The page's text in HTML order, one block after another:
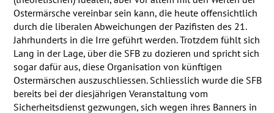
Ostermärsche vereinbar sein kann, die heute offensichtlich
durch die liberalen Abweichungen der Pazifisten des 21.
Jahrhunderts in die Irre geführt werden. Trotzdem fühlt sich
Lang in der Lage, über die SFBzu dozieren und spricht sich
sogar dafür aus, diese Organisation von künftigen
Ostermärschen auszuschliessen. Schliesslich wurde die SFB
bereits bei der diesjährigen Veranstaltung vom
Sicherheitsdienst gezwungen, sich wegen ihres Banners in